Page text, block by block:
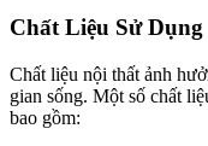
Chất Liệu Sử Dụng
Chất liệu nội thất ảnh
gian sống. Một số chất
bao gồm: